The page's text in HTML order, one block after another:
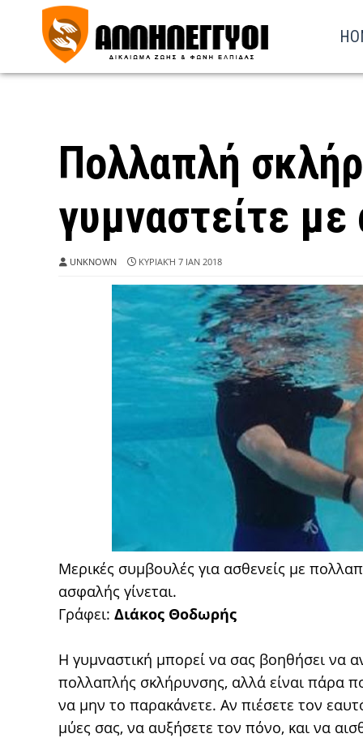
Πολλαπλή
γυμναστείτε
UNKNOWN ΚΥΡΙΑΚΉ 7 ΙΑΝ 2018
Μερικές συμβουλές για ασθενείς με
ασφαλής γίνεται.
Γράφει: Διάκος Θοδωρής
Η γυμναστική μπορεί να σας βοηθήσει να
πολλαπλής σκλήρυνσης, αλλά είναι πάρα
να μην το παρακάνετε. Αν πιέσετε τον
μύες σας, να αυξήσετε τον πόνο, και να